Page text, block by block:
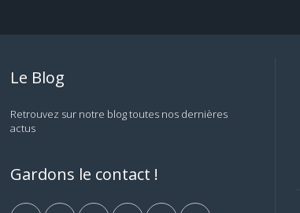
Le Blog
Retrouvez sur notre blog toutes nos dernières
actus
Gardons le contact !